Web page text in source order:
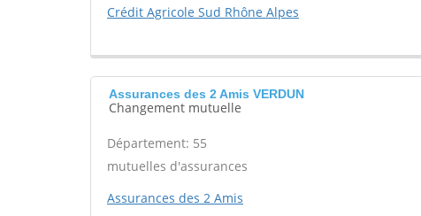
Crédit Agricole Sud Rhône Alpes
Assurances des 2 Amis VERDUN
Changement mutuelle
Département: 55
mutuelles d'assurances
Assurances des 2 Amis